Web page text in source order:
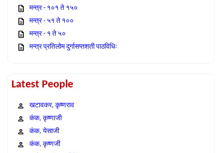
मन्त्र - १०१ ते १५०
मन्त्र - ५१ ते १००
मन्त्र - १ ते ५०
मन्त्र प्रतिलोम दुर्गासप्तशती पाठविधिः
Latest People
खटावकर, कृष्णराव
कंक, कृष्णाजी
कंक, येसाजी
कंक, कृष्णजी